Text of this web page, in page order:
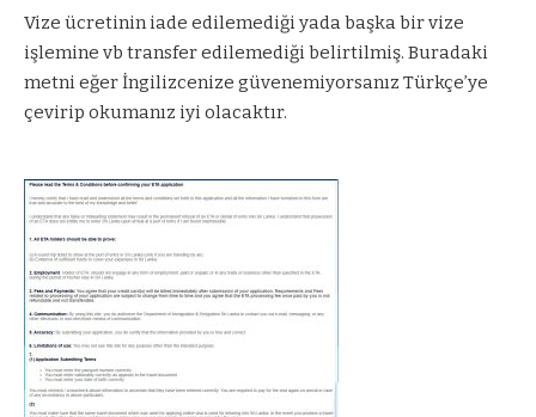
Vize ücretinin iade edilemediği yada başka bir vize
işlemine vb transfer edilemediği belirtilmiş. Buradaki
metni eğer İngilizcenize güvenemiyorsanız Türkçe’ye
çevirip okumanız iyi olacaktır.